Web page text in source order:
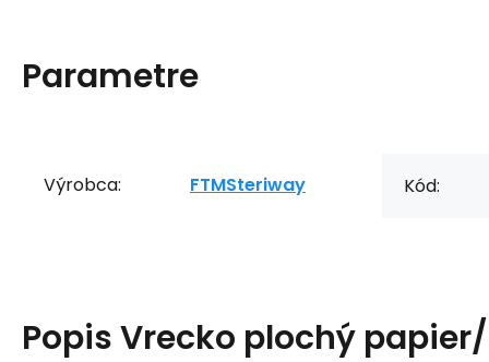
Parametre
Výrobca: FTMSteriway Kód:
PopisVrecko plochý